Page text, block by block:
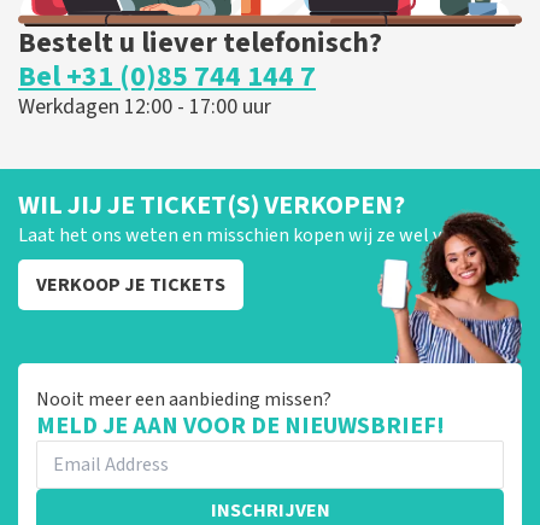
Bestelt u liever telefonisch?
Bel +31 (0)85 744 144 7
Werkdagen 12:00 - 17:00 uur
WIL JIJ JE TICKET(S) VERKOPEN?
Laat het ons weten en misschien kopen wij ze wel van je!
VERKOOP JE TICKETS
Nooit meer een aanbieding missen?
MELD JE AAN VOOR DE NIEUWSBRIEF!
INSCHRIJVEN